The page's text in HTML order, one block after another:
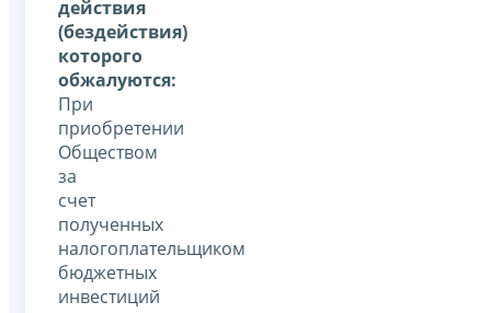
действия
(бездействия)
которого
обжалуются:
При
приобретении
Обществом
за
счет
полученных
налогоплательщиком
бюджетных
инвестиций